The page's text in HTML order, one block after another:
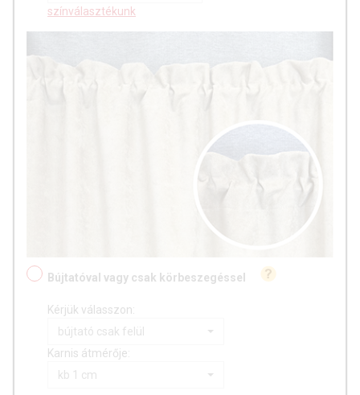
színválasztékunk
Bújtatóval vagy csak körbeszegéssel
Kérjük válasszon:
bújtató csak felül
Karnis átmérője:
kb 1 cm